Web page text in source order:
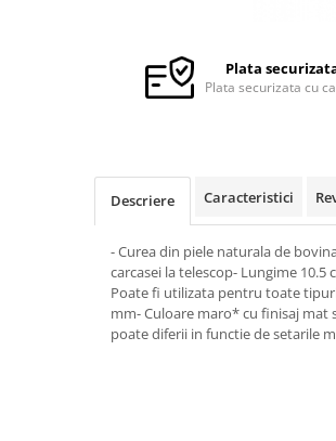
Curele Casio
Curele cauciuc
Curele Garmin
Curele metalice
Curele militare
Plata
Plata securizata cu
Descriere Caracteristici
- Curea din piele naturala de
carcasei la telescop- Lungime
Poate fi utilizata pentru toate
mm- Culoare maro* cu finisaj mat
poate diferii in functie de setarile